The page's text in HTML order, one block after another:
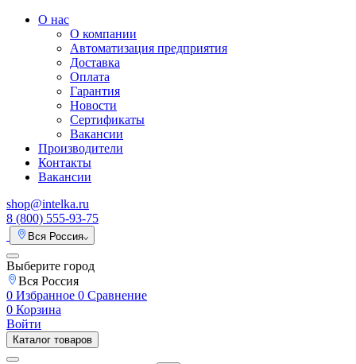
О нас
О компании
Автоматизация предприятия
Доставка
Оплата
Гарантия
Новости
Сертификаты
Вакансии
Производители
Контакты
Вакансии
shop@intelka.ru
8 (800) 555-93-75
Вся Россия
Выберите город
Вся Россия
0 Избранное 0 Сравнение
0 Корзина
Войти
Каталог товаров